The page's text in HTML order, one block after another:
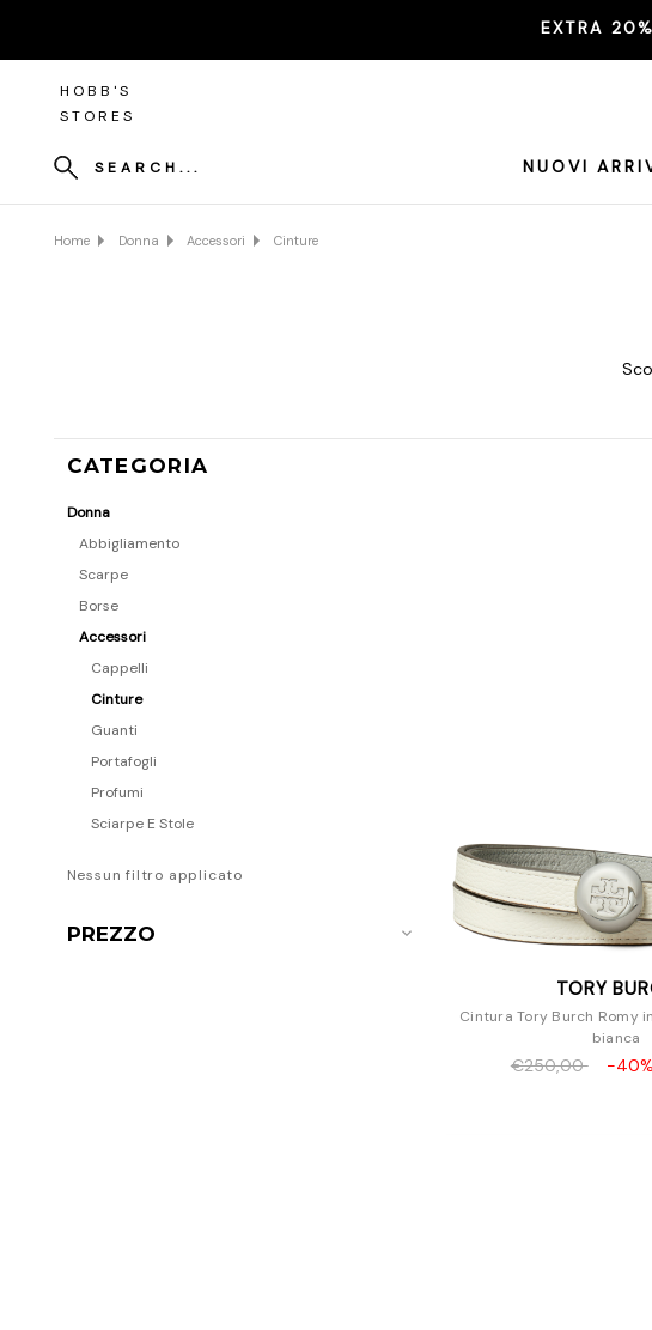
EXTRA
HOBB'S
STORES
SEARCH... NUOVI
Home Donna Accessori Cinture
CATEGORIA
Donna
Abbigliamento
Scarpe
Borse
Accessori
Cappelli
Cinture
Guanti
Portafogli
Profumi
Sciarpe E Stole
Nessun filtro applicato
PREZZO
TORY
Cintura Tory Burch Romy
bianca
€250,00 -40%